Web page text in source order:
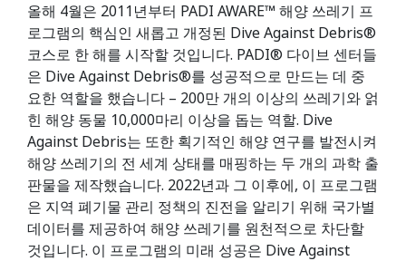
올해 4월은 2011년부터 PADI AWARE™ 해양 쓰레기 프
로그램의 핵심인 새롭고 개정된 Dive Against Debris®
코스로 한 해를 시작할 것입니다. PADI® 다이브 센터들
은 Dive Against Debris®를 성공적으로 만드는 데 중
요한 역할을 했습니다 – 200만 개의 이상의 쓰레기와 얽
힌 해양 동물 10,000마리 이상을 돕는 역할. Dive
Against Debris는 또한 획기적인 해양 연구를 발전시켜
해양 쓰레기의 전 세계 상태를 매핑하는 두 개의 과학 출
판물을 제작했습니다. 2022년과 그 이후에, 이 프로그램
은 지역 폐기물 관리 정책의 진전을 알리기 위해 국가별
데이터를 제공하여 해양 쓰레기를 원천적으로 차단할
것입니다. 이 프로그램의 미래 성공은 Dive Against